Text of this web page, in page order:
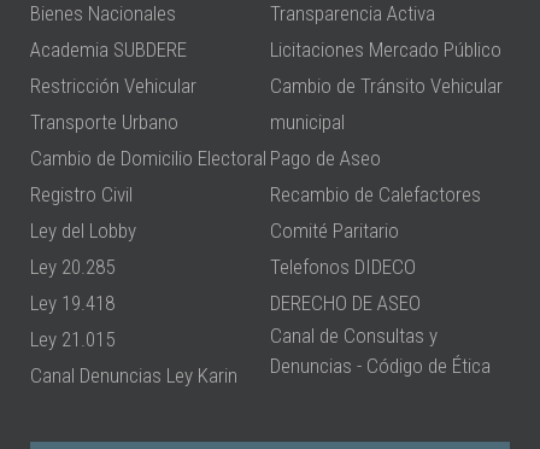
Bienes Nacionales
Academia SUBDERE
Restricción Vehicular
Transporte Urbano
Cambio de Domicilio Electoral
Registro Civil
Ley del Lobby
Ley 20.285
Ley 19.418
Ley 21.015
Canal Denuncias Ley Karin
Transparencia Activa
Licitaciones Mercado Público
Cambio de Tránsito Vehicular
municipal
Pago de Aseo
Recambio de Calefactores
Comité Paritario
Telefonos DIDECO
DERECHO DE ASEO
Canal de Consultas y
Denuncias - Código de Ética